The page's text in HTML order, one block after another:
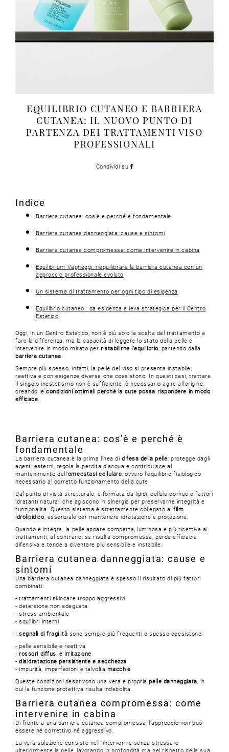
EQUILIBRIO CUTANEO E BARRIERA
CUTANEA: IL NUOVO PUNTO DI
PARTENZA DEI TRATTAMENTI VISO
PROFESSIONALI
Condividi su
Indice
Barriera cutanea: cos’è e perché è fondamentale
Barriera cutanea danneggiata: cause e sintomi
Barriera cutanea compromessa: come intervenire in cabina
Equilibrium Vagheggi: riequilibrare la barriera cutanea con un
approccio professionale evoluto
Un sistema di trattamento per ogni tipo di esigenza
Equilibrio cutaneo : da esigenza a leva strategica per il Centro
Estetico
Oggi, in un Centro Estetico, non è più solo la scelta del trattamento a
fare la differenza, ma la capacità di leggere lo stato della pelle e
intervenire in modo mirato perristabilirne l’equilibrio, partendo dalla
barriera cutanea.
Sempre più spesso, infatti, la pelle del viso si presenta instabile,
reattiva e con esigenze diverse che coesistono. In questi casi, trattare
il singolo inestetismo non è sufficiente: è necessario agire all’origine,
creando lecondizioni ottimali perché la cute possa rispondere in modo
efficace.
Barriera cutanea: cos’è e perché è
fondamentale
La barriera cutanea è la prima linea di difesa della pelle: protegge dagli
agenti esterni, regola la perdita d’acqua e contribuisce al
mantenimento dell’omeostasi cellulare, ovvero l’equilibrio fisiologico
necessario al corretto funzionamento della cute.
Dal punto di vista strutturale, è formata da lipidi, cellule cornee e fattori
idratanti naturali che agiscono in sinergia per preservarne integrità e
funzionalità. Questo sistema è strettamente collegato alfilm
idrolipidico, essenziale per mantenere idratazione e protezione.
Quando è integra, la pelle appare compatta, luminosa e più ricettiva ai
trattamenti; al contrario, se risulta compromessa, perde efficacia
difensiva e tende a diventare più sensibile e instabile.
Barriera cutanea danneggiata: cause e
sintomi
Una barriera cutanea danneggiata è spesso il risultato di più fattori
combinati:
- trattamenti skincare troppo aggressivi
- detersione non adeguata
- stress ambientale
- squilibri interni
Isegnali di fragilità sono sempre più frequenti e spesso coesistono:
- pelle sensibile e reattiva
-rossori diffusi e irritazione
-disidratazione persistente e secchezza
- impurità, imperfezioni e talvolta macchie
Queste condizioni descrivono una vera e propriapelle danneggiata, in
cui la funzione protettiva risulta indebolita.
Barriera cutanea compromessa: come
intervenire in cabina
Di fronte a una barriera cutanea compromessa, l’approccio non può
essere né correttivo né aggressivo.
La vera soluzione consiste nell’ intervenire senza stressare
ulteriormente la pelle, lavorando in profondità ma nel rispetto della sua